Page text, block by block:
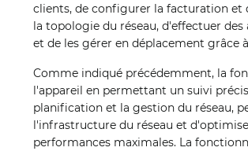
clients, de configurer la facturation et
la topologie du réseau, d'effectuer
et de les gérer en déplacement grâce
Comme indiqué précédemment, la
l'appareil en permettant un suivi
planification et la gestion du réseau,
l'infrastructure du réseau et
performances maximales. La